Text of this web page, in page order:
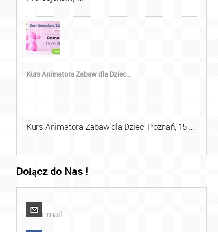
Kurs Animatora Zabaw dla Dziec...
Kurs Animatora Zabaw dla Dzieci Poznań, 15 …
Dołącz do Nas !
Email